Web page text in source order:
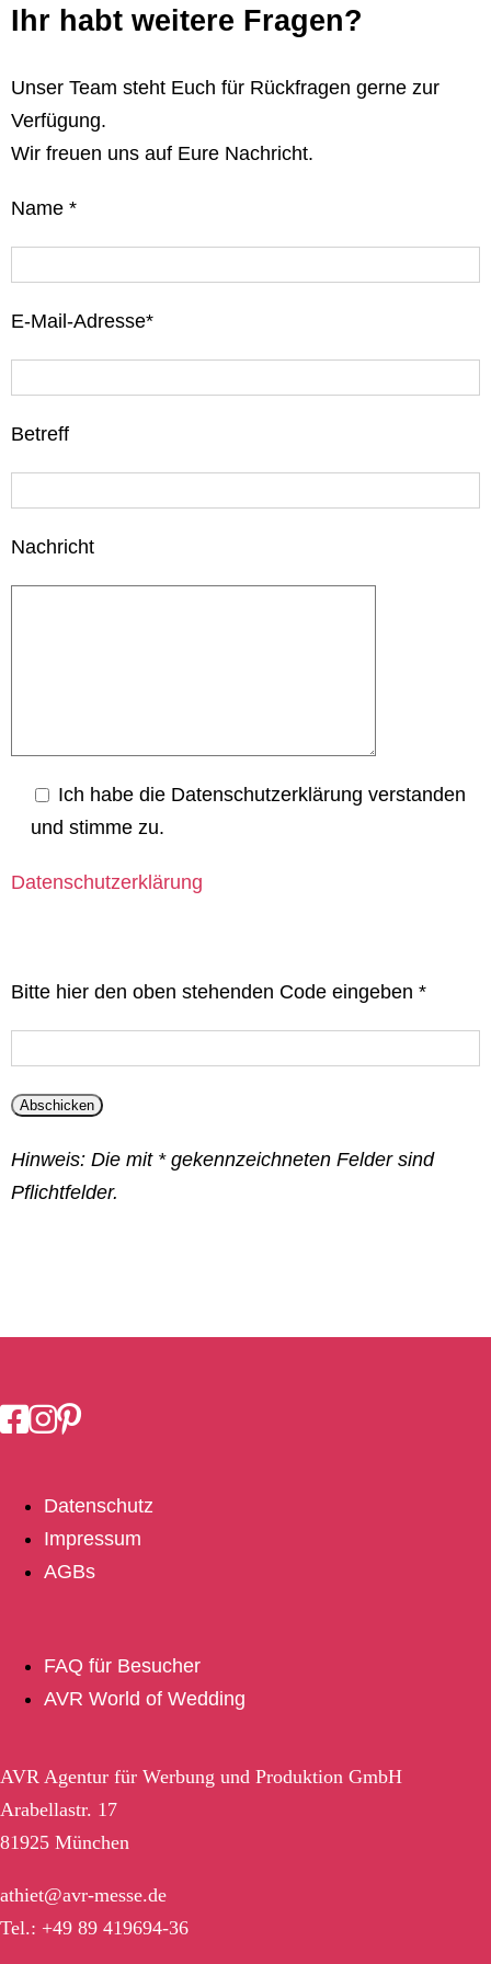
Ihr habt weitere Fragen?
Unser Team steht Euch für Rückfragen gerne zur
Verfügung.
Wir freuen uns auf Eure Nachricht.
Name *
E-Mail-Adresse*
Betreff
Nachricht
Ich habe die Datenschutzerklärung verstanden
und stimme zu.
Datenschutzerklärung
Bitte hier den oben stehenden Code eingeben *
Hinweis: Die mit * gekennzeichneten Felder sind
Pflichtfelder.
Datenschutz
Impressum
AGBs
FAQ für Besucher
AVR World of Wedding
AVR Agentur für Werbung und Produktion GmbH
Arabellastr. 17
81925 München
athiet@avr-messe.de
Tel.: +49 89 419694-36